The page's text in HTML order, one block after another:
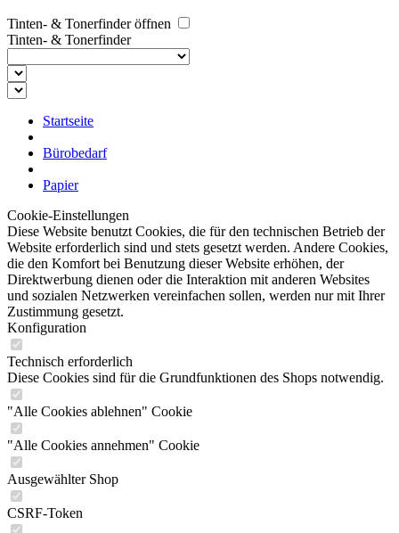
Tinten- & Tonerfinder öffnen
Tinten- & Tonerfinder
Startseite
Bürobedarf
Papier
Cookie-Einstellungen
Diese Website benutzt Cookies, die für den technischen Betrieb der
Website erforderlich sind und stets gesetzt werden. Andere Cookies,
die den Komfort bei Benutzung dieser Website erhöhen, der
Direktwerbung dienen oder die Interaktion mit anderen Websites
und sozialen Netzwerken vereinfachen sollen, werden nur mit Ihrer
Zustimmung gesetzt.
Konfiguration
Technisch erforderlich
Diese Cookies sind für die Grundfunktionen des Shops notwendig.
"Alle Cookies ablehnen" Cookie
"Alle Cookies annehmen" Cookie
Ausgewählter Shop
CSRF-Token